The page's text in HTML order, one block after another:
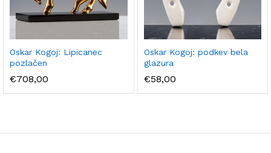
Oskar Kogoj: Lipicanec
pozlačen
€708,00
Oskar Kogoj: podkev bela
glazura
€58,00